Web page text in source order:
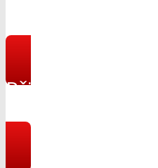
Přihlásit se do
programu